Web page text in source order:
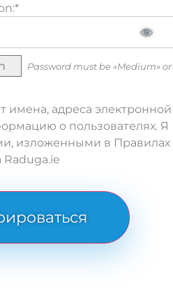
Password must be «Medium» or
имена, адреса электронной
о пользователях. Я
изложенными в Правилах